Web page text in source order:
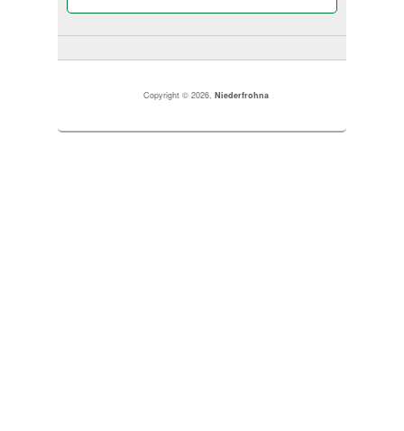
Copyright © 2026,Niederfrohna